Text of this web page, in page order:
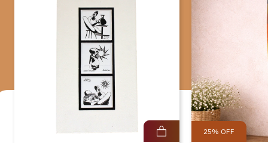
Rede Globo e pode ser vista em muitas matérias de sites e
Ao adquirir esta peça, você ajuda a valorizar o artesanato e
a cultura brasileira.
*Observação: Produtos artesanais podem apresentar alterações
de dimensões e variações de cores, o que não caracteriza falhas
25% OFF